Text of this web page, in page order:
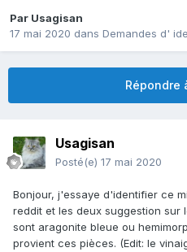
Par Usagisan
17 mai 2020 dans Demandes d'
Répondre
Usagisan
Posté(e) 17 mai 2020
Bonjour, j'essaye d'identifier ce
reddit et les deux suggestion sur
sont aragonite bleue ou
provient ces pièces. (Edit: le